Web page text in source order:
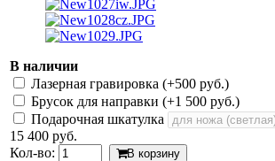
В наличии
Лазерная гравировка (+500 руб.)
Брусок для направки (+1 500 руб.)
Подарочная шкатулка
15 400 руб.
Кол-во:
В корзину